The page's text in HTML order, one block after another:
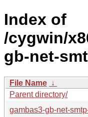
Index of
/cygwin/
gb-net-
File Name ↓
Parent directory/
gambas3-gb-net-